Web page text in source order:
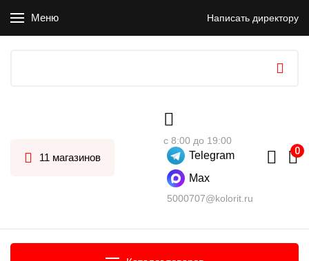
Меню Написать директору
11 магазинов
с 8:00 до 19:00
Telegram
Max
5000707@kolorit.ru